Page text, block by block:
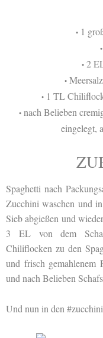
• 1
•
•2
•
• 1 TL
• nach Belieben
eingelegt,
Spaghetti nach
Zucchini waschen und
Sieb abgießen und
3 EL von dem
Chiliflocken zu den
und frisch gemahlenem
und nach Belieben
Und nun in den